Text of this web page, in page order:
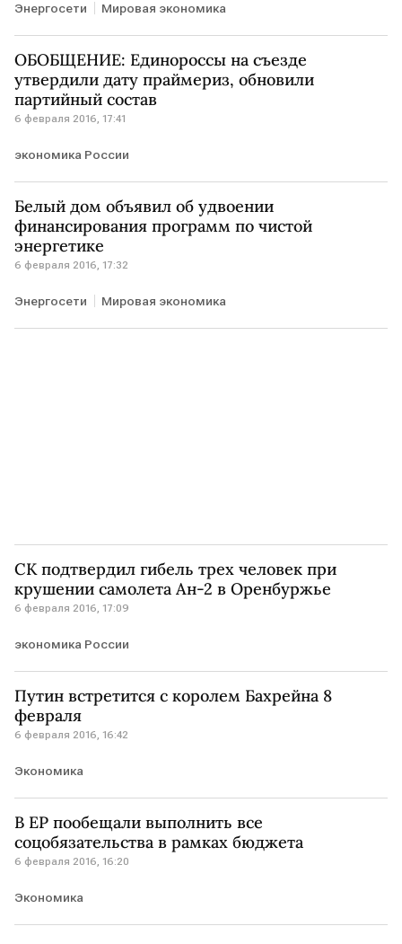
Энергосети Мировая экономика
ОБОБЩЕНИЕ: Единороссы на съезде
утвердили дату праймериз, обновили
партийный состав
6 февраля 2016, 17:41
экономика России
Белый дом объявил об удвоении
финансирования программ по чистой
энергетике
6 февраля 2016, 17:32
Энергосети Мировая экономика
СК подтвердил гибель трех человек при
крушении самолета Ан-2 в Оренбуржье
6 февраля 2016, 17:09
экономика России
Путин встретится с королем Бахрейна 8
февраля
6 февраля 2016, 16:42
Экономика
В ЕР пообещали выполнить все
соцобязательства в рамках бюджета
6 февраля 2016, 16:20
Экономика